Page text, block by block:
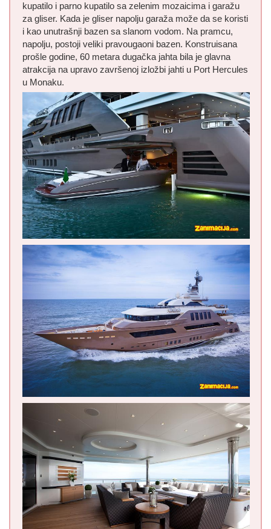
kupatilo i parno kupatilo sa zelenim mozaicima i garažu
za gliser. Kada je gliser napolju garaža može da se koristi
i kao unutrašnji bazen sa slanom vodom. Na pramcu,
napolju, postoji veliki pravougaoni bazen. Konstruisana
prošle godine, 60 metara dugačka jahta bila je glavna
atrakcija na upravo završenoj izložbi jahti u Port Hercules
u Monaku.